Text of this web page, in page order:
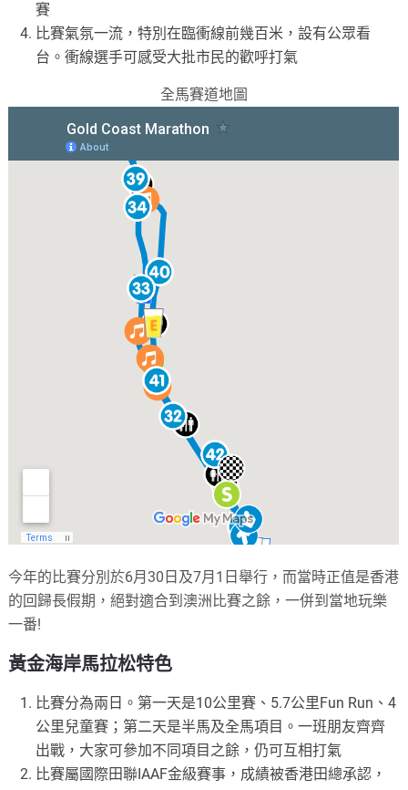
賽
比賽氣氛一流，特別在臨衝線前幾百米，設有公眾看
台。衝線選手可感受大批市民的歡呼打氣
全馬賽道地圖
今年的比賽分別於6月30日及7月1日舉行，而當時正值是香港
的回歸長假期，絕對適合到澳洲比賽之餘，一併到當地玩樂
一番!
黃金海岸馬拉松特色
比賽分為兩日。第一天是10公里賽、5.7公里Fun Run、4
公里兒童賽；第二天是半馬及全馬項目。一班朋友齊齊
出戰，大家可參加不同項目之餘，仍可互相打氣
比賽屬國際田聯IAAF金級賽事，成績被香港田總承認，